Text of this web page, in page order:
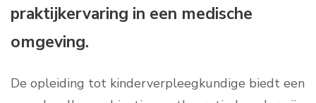
praktijkervaring in een medische
omgeving.
De opleiding tot kinderverpleegkundige biedt een